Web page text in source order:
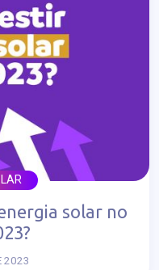
solar no
2023